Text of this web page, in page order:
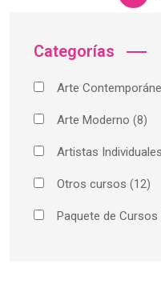
Categorías
Arte
Arte Moderno (8)
Artistas Individuales
Otros cursos (12)
Paquete de Cursos